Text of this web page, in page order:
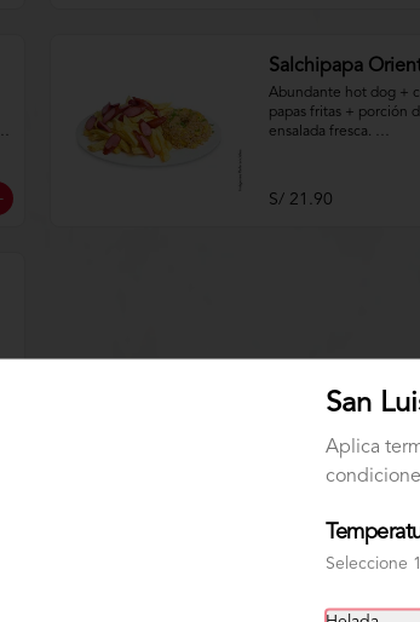
Salchipapa
Abundante hot dog +
papas fritas + porción
ensalada fresca.
condiciones.https://
n.com/TYCGenerales
S/ 21.90
1/2 Tequeños
San
Aplica
Seleccione 1